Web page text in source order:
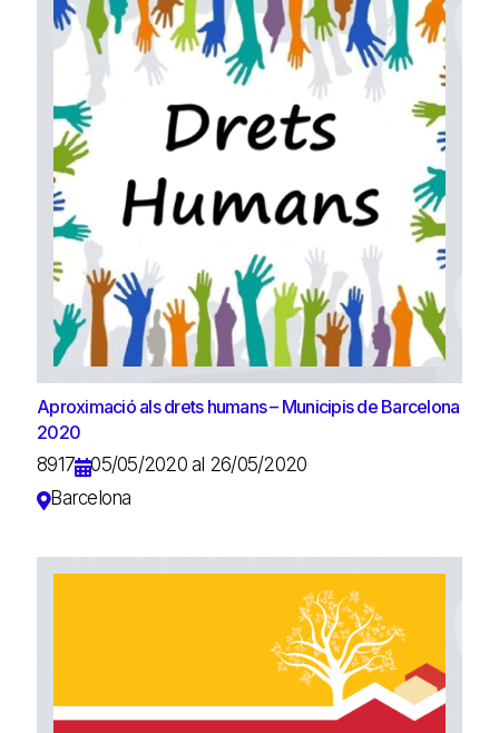
Aproximació als drets humans – Municipis de Barcelona
2020
8917
05/05/2020 al 26/05/2020
Barcelona